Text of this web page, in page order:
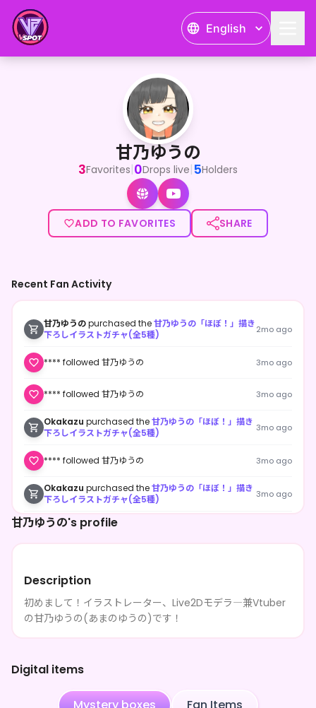
English
甘乃ゆうの
<p>初めまして！イラストレーター、Live2Dモデラ―兼
甘乃ゆうの
3Favorites|0Drops live|5Holders
ADD TO FAVORITES SHARE
甘乃ゆうの's profile
Description
初めまして！イラストレーター、Live2Dモデラ―兼Vtuber
の甘乃ゆうの(あまのゆうの)です！
Digital items
Recent Fan Activity
甘乃ゆうのpurchased the甘乃ゆうの「ほぼ！」描き
下ろしイラストガチャ(全5種)
2mo ago
**** followed 甘乃ゆうの 3mo ago
**** followed 甘乃ゆうの 3mo ago
Okakazu purchased the甘乃ゆうの「ほぼ！」描き
下ろしイラストガチャ(全5種)
3mo ago
**** followed 甘乃ゆうの 3mo ago
Okakazu purchased the甘乃ゆうの「ほぼ！」描き
下ろしイラストガチャ(全5種)
3mo ago
Okakazupurchased the
**** followed 甘乃ゆうの 3mo ago